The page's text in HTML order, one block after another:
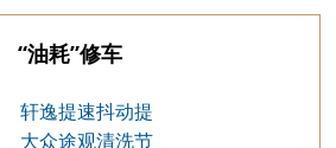
“油耗”修车
轩逸提速抖动提
不起来
大众途观清洗节